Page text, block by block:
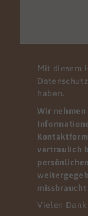
Mit diesem
haben.
Wir
vertraulich
Vielen